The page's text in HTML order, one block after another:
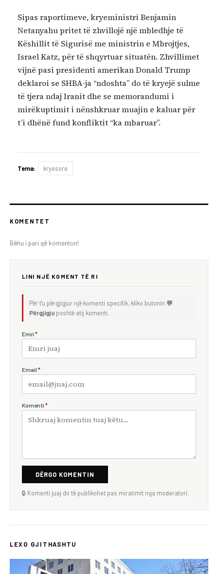
Sipas raportimeve, kryeministri Benjamin
Netanyahu pritet të zhvillojë një mbledhje të
Këshillit të Sigurisë me ministrin e Mbrojtjes,
Israel Katz, për të shqyrtuar situatën. Zhvillimet
vijnë pasi presidenti amerikan Donald Trump
deklaroi se SHBA-ja “ndoshta” do të kryejë sulme
të tjera ndaj Iranit dhe se memorandumi i
mirëkuptimit i nënshkruar muajin e kaluar për
t’i dhënë fund konfliktit “ka mbaruar”.
Tema: kryesore
KOMENTET
Bëhu i pari që komenton!
LINI NJË KOMENT TË RI
Për t'u përgjigjur një komenti specifik, kliko butonin 💬
Përgjigju poshtë atij komenti.
Emri *
Email *
Komenti *
DËRGO KOMENTIN
🔒 Komenti juaj do të publikohet pas miratimit nga moderatori.
LEXO GJITHASHTU